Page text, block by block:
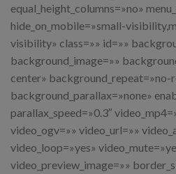
equal_height_columns=»no»
hide_on_mobile=»small-
visibility» class=»» id=»»
background_image=»»
center» background_repeat=»no-
background_parallax=»none»
parallax_speed=»0.3″
video_ogv=»» video_url=»»
video_loop=»yes»
video_preview_image=»»